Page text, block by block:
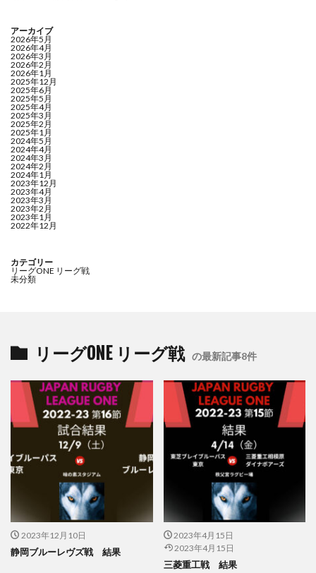
アーカイブ
2026年5月
2026年4月
2026年3月
2026年2月
2026年1月
2025年12月
2025年6月
2025年5月
2025年4月
2025年3月
2025年2月
2025年1月
2024年5月
2024年4月
2024年3月
2024年2月
2024年1月
2023年12月
2023年4月
2023年3月
2023年2月
2023年1月
2022年12月
カテゴリー
リーグONE リーグ戦
未分類
リーグONE リーグ戦 の最新記事8件
2023年12月10日
静岡ブルーレヴズ戦 結果
2023年4月15日
2023年4月15日
三菱重工戦 結果